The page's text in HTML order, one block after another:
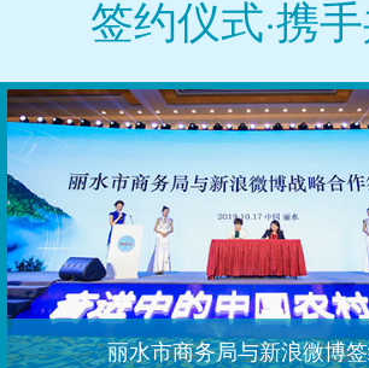
签约仪式·携
丽水市商务局与新浪微博